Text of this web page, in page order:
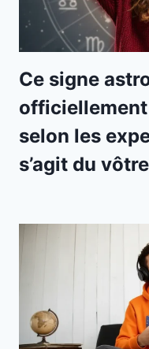
Ce signe
selon les
s’agit du vôtre